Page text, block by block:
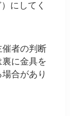
にしてく
者の判断
に金具を
合があり